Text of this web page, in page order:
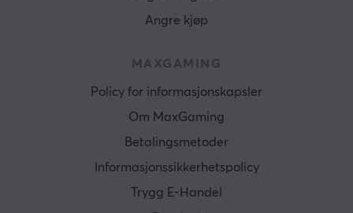
Angre kjøp
MAXGAMING
Policy for informasjonskapsler
Om MaxGaming
Betalingsmetoder
Informasjonssikkerhetspolicy
Trygg E-Handel